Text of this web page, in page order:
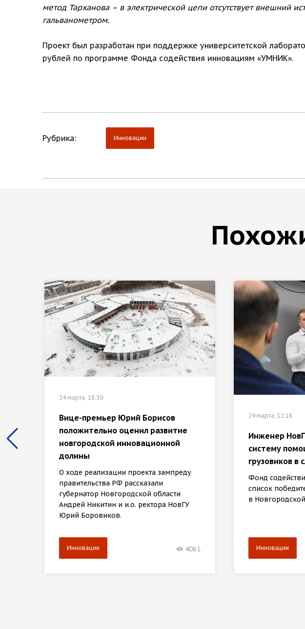
метод Тарханова – в электрической цепи отсутствует внешний
гальванометром.
Проект был разработан при поддержке университетской
рублей по программе Фонда содействия инновациям «УМНИК».
Рубрика: Инновации
24 марта, 18:30
Вице-премьер Юрий Борисов
положительно оценил развитие
новгородской инновационной
долины
О ходе реализации проекта зампреду
правительства РФ рассказали
губернатор Новгородской области
Андрей Никитин и и.о. ректора НовГУ
Юрий Боровиков.
Инновации 4061
24 марта, 12:18
Инженер
систему
грузовиков в
Фонд
список
в
Инновации